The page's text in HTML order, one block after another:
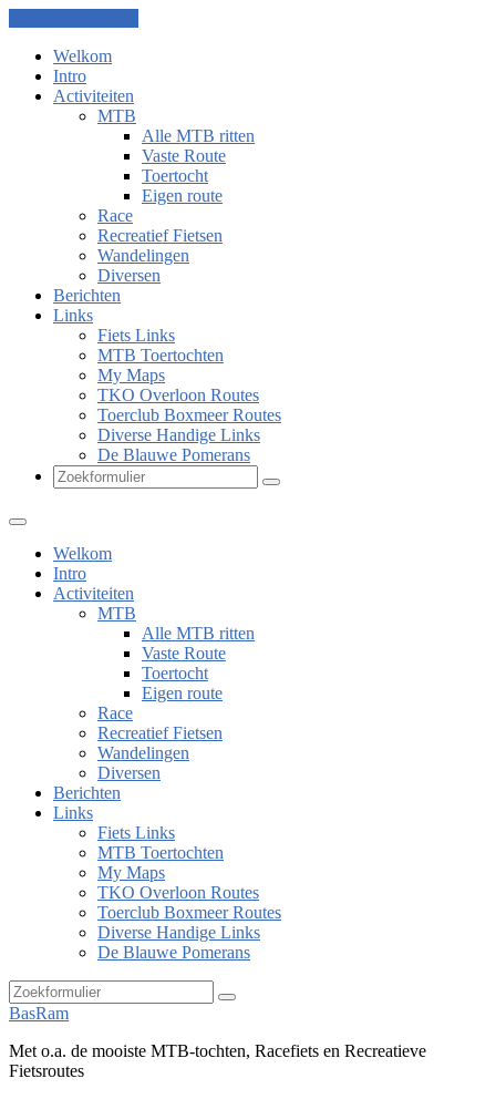
Welkom
Intro
Activiteiten
MTB
Alle MTB ritten
Vaste Route
Toertocht
Eigen route
Race
Recreatief Fietsen
Wandelingen
Diversen
Berichten
Links
Fiets Links
MTB Toertochten
My Maps
TKO Overloon Routes
Toerclub Boxmeer Routes
Diverse Handige Links
De Blauwe Pomerans
Zoeken
Welkom
Intro
Activiteiten
MTB
Alle MTB ritten
Vaste Route
Toertocht
Eigen route
Race
Recreatief Fietsen
Wandelingen
Diversen
Berichten
Links
Fiets Links
MTB Toertochten
My Maps
TKO Overloon Routes
Toerclub Boxmeer Routes
Diverse Handige Links
De Blauwe Pomerans
Zoeken
BasRam
Met o.a. de mooiste MTB-tochten, Racefiets en Recreatieve
Fietsroutes